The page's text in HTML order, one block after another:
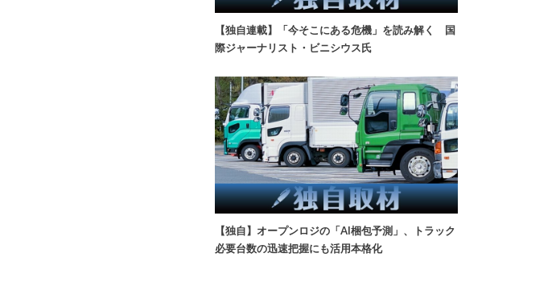
【独自連載】「今そこにある危機」を読み解く 国
際ジャーナリスト・ビニシウス氏
【独自】オープンロジの「AI梱包予測」、トラック
必要台数の迅速把握にも活用本格化